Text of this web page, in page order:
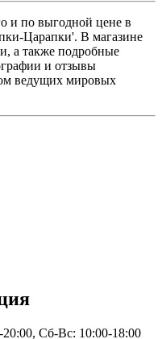
и по выгодной цене в
Царапки'. В магазине
а также подробные
и отзывы
ведущих мировых
Сб-Вс: 10:00-18:00